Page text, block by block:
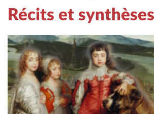
Récits et synthèses